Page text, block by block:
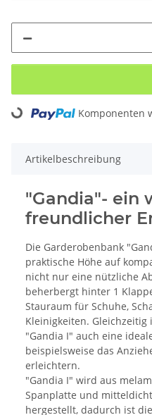
Komponenten
Artikelbeschreibung
"Gandia"- ein
freundlicher
Die Garderobenbank
praktische Höhe auf
nicht nur eine nützliche
beherbergt hinter 1
Stauraum für Schuhe,
Kleinigkeiten.
"Gandia I" auch eine
beispielsweise das
erleichtern.
"Gandia I" wird aus
Spanplatte und
hergestellt, dadurch ist